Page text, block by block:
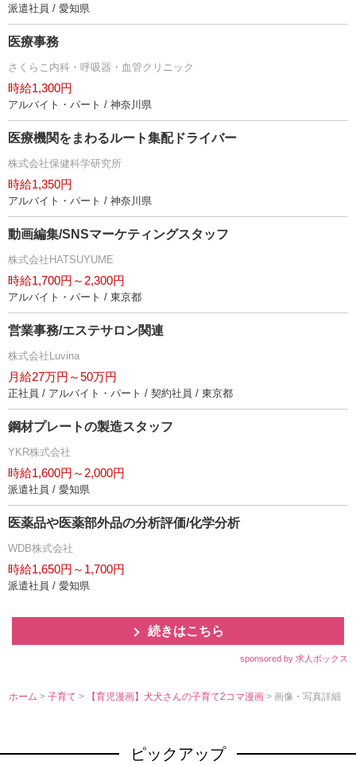
派遣社員 / 愛知県
医療事務
さくらこ内科・呼吸器・血管クリニック
時給1,300円
アルバイト・パート / 神奈川県
医療機関をまわるルート集配ドライバー
株式会社保健科学研究所
時給1,350円
アルバイト・パート / 神奈川県
動画編集/SNSマーケティングスタッフ
株式会社HATSUYUME
時給1,700円～2,300円
アルバイト・パート / 東京都
営業事務/エステサロン関連
株式会社Luvina
月給27万円～50万円
正社員 / アルバイト・パート / 契約社員 / 東京都
鋼材プレートの製造スタッフ
YKR株式会社
時給1,600円～2,000円
派遣社員 / 愛知県
医薬品や医薬部外品の分析評価/化学分析
WDB株式会社
時給1,650円～1,700円
派遣社員 / 愛知県
続きはこちら
sponsored by 求人ボックス
ホーム >子育て> 【育児漫画】犬犬さんの子育て2コマ漫画> 画像・写真詳細
ピックアップ